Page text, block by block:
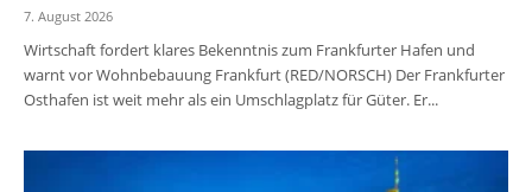
7. August 2026
Wirtschaft fordert klares Bekenntnis zum Frankfurter Hafen und
warnt vor Wohnbebauung Frankfurt (RED/NORSCH) Der Frankfurter
Osthafen ist weit mehr als ein Umschlagplatz für Güter. Er...